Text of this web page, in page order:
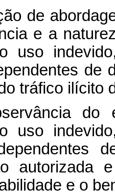
de
e a
uso
de
tráfico ilícito
do
uso
autorizada
e o